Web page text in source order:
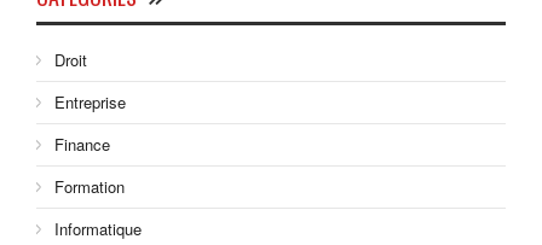
Droit
Entreprise
Finance
Formation
Informatique